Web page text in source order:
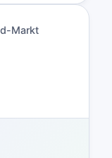
Markt